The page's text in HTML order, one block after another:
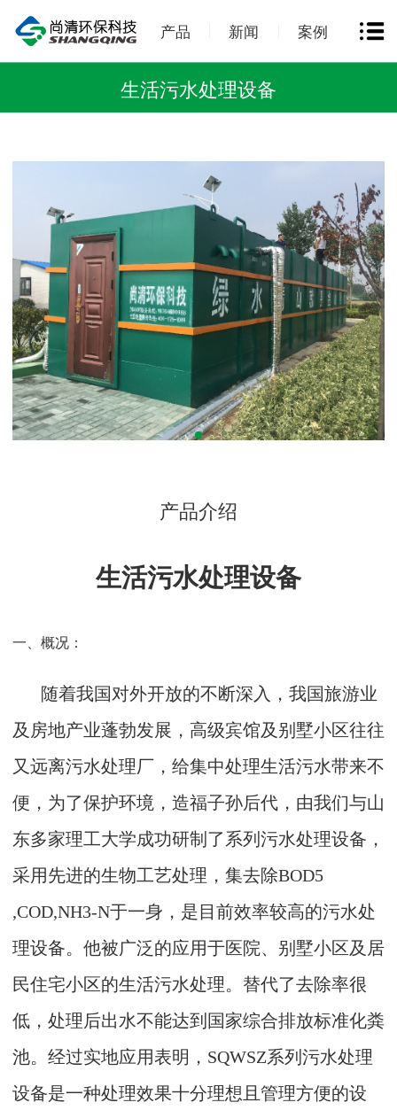
产品 新闻 案例
生活污水处理设备
产品介绍
生活污水处理设备
一、概况：
随着我国对外开放的不断深入，我国旅游业
及房地产业蓬勃发展，高级宾馆及别墅小区往往
又远离污水处理厂，给集中处理生活污水带来不
便，为了保护环境，造福子孙后代，由我们与山
东多家理工大学成功研制了系列污水处理设备，
采用先进的生物工艺处理，集去除BOD5
,COD,NH3-N于一身，是目前效率较高的污水处
理设备。他被广泛的应用于医院、别墅小区及居
民住宅小区的生活污水处理。替代了去除率很
低，处理后出水不能达到国家综合排放标准化粪
池。经过实地应用表明，SQWSZ系列污水处理
设备是一种处理效果十分理想且管理方便的设